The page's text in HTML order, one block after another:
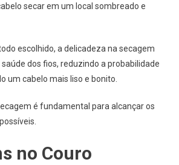
secar em um local sombreado e
escolhido, a delicadeza na secagem
dos fios, reduzindo a probabilidade
um cabelo mais liso e bonito.
é fundamental para alcançar os
no Couro